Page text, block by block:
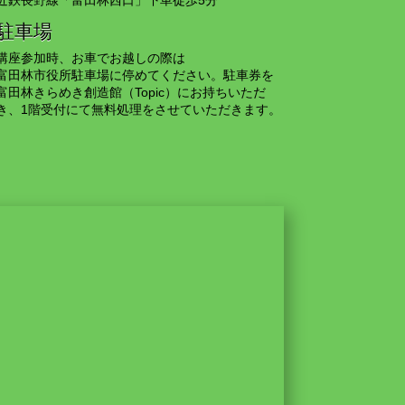
車場
座参加時、お車でお越しの際は
田林市役所駐車場に停めてください。駐車券を
田林きらめき創造館（Topic）にお持ちいただ
、1階受付にて無料処理をさせていただきます。